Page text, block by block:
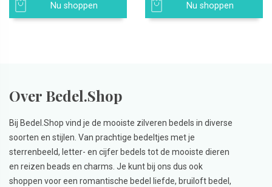
Nu shoppen Nu shoppen
Over Bedel.Shop
Bij Bedel.Shop vind je de mooiste zilveren bedels in diverse
soorten en stijlen. Van prachtige bedeltjes met je
sterrenbeeld, letter- en cijfer bedels tot de mooiste dieren
en reizen beads en charms. Je kunt bij ons dus ook
shoppen voor een romantische bedel liefde, bruiloft bedel,